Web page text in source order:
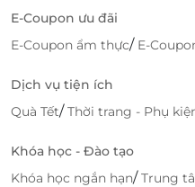
E-Coupon ưu đãi
E-Coupon ẩm thực/ E-
Dịch vụ tiện ích
Quà Tết/Thời trang - Phụ
Khóa học - Đào tạo
Khóa học ngắn hạn/Trung